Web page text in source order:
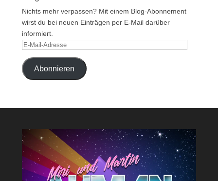
Nichts mehr verpassen? Mit einem Blog-Abonnement
wirst du bei neuen Einträgen per E-Mail darüber
informiert.
E-
Mail-
AdresseAbonnieren